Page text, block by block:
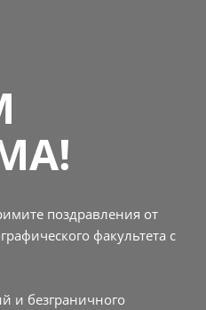
поздравления от
факультета с
и безграничного